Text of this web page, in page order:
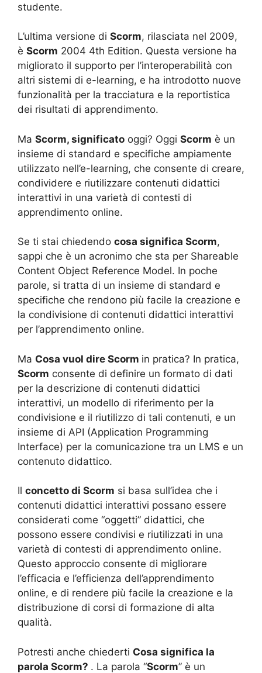
studente.
L’ultima versione di Scorm, rilasciata nel 2009,
è Scorm 2004 4th Edition. Questa versione ha
migliorato il supporto per l’interoperabilità con
altri sistemi di e-learning, e ha introdotto nuove
funzionalità per la tracciatura e la reportistica
dei risultati di apprendimento.
Ma Scorm, significato oggi? Oggi Scorm è un
insieme di standard e specifiche ampiamente
utilizzato nell’e-learning, che consente di creare,
condividere e riutilizzare contenuti didattici
interattivi in una varietà di contesti di
apprendimento online.
Se ti stai chiedendo cosa significa Scorm,
sappi che è un acronimo che sta per Shareable
Content Object Reference Model. In poche
parole, si tratta di un insieme di standard e
specifiche che rendono più facile la creazione e
la condivisione di contenuti didattici interattivi
per l’apprendimento online.
Ma Cosa vuol dire Scorm in pratica? In pratica,
Scorm consente di definire un formato di dati
per la descrizione di contenuti didattici
interattivi, un modello di riferimento per la
condivisione e il riutilizzo di tali contenuti, e un
insieme di API (Application Programming
Interface) per la comunicazione tra un LMS e un
contenuto didattico.
Il concetto di Scorm si basa sull’idea che i
contenuti didattici interattivi possano essere
considerati come “oggetti” didattici, che
possono essere condivisi e riutilizzati in una
varietà di contesti di apprendimento online.
Questo approccio consente di migliorare
l’efficacia e l’efficienza dell’apprendimento
online, e di rendere più facile la creazione e la
distribuzione di corsi di formazione di alta
qualità.
Potresti anche chiederti Cosa significa la
parola Scorm? . La parola “Scorm” è un